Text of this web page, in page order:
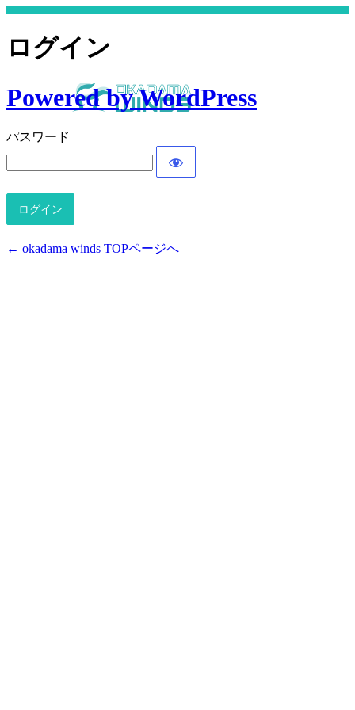
ログイン
Powered by WordPress
パスワード
← okadama winds TOPページへ